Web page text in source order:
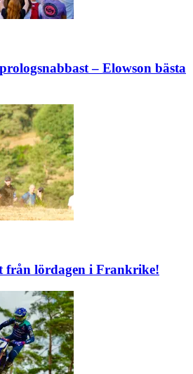
– Elowson bästa
från lördagen i Frankrike!